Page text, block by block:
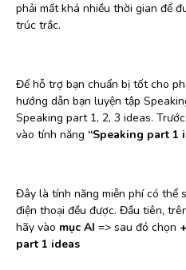
phải mất khá nhiều thời gian để
trúc trắc.
Để hỗ trợ bạn chuẩn bị tốt cho
hướng dẫn bạn luyện tập
Speaking part 1, 2, 3 ideas.
vào tính năng “Speaking part 1
Đây là tính năng miễn phí có thể
điện thoại đều được. Đầu tiên,
hãy vào mục AI => sau đó chọn
part 1 ideas